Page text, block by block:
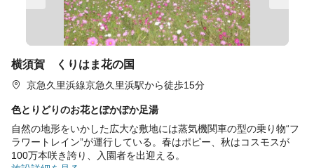
横須賀 くりはま花の国
京急久里浜線京急久里浜駅から徒歩15分
色とりどりのお花とぽかぽか足湯
自然の地形をいかした広大な敷地には蒸気機関車の型の乗り物“フ
ラワートレイン”が運行している。春はポピー、秋はコスモスが
100万本咲き誇り、入園者を出迎える。